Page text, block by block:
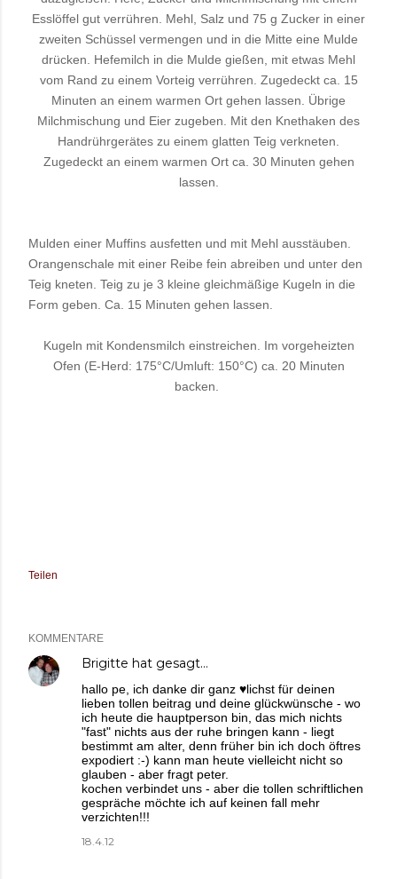
Esslöffel gut verrühren. Mehl, Salz und 75 g Zucker in einer
zweiten Schüssel vermengen und in die Mitte eine Mulde
drücken. Hefemilch in die Mulde gießen, mit etwas Mehl
vom Rand zu einem Vorteig verrühren. Zugedeckt ca. 15
Minuten an einem warmen Ort gehen lassen. Übrige
Milchmischung und Eier zugeben. Mit den Knethaken des
Handrührgerätes zu einem glatten Teig verkneten.
Zugedeckt an einem warmen Ort ca. 30 Minuten gehen
lassen.
Mulden einer Muffins ausfetten und mit Mehl ausstäuben.
Orangenschale mit einer Reibe fein abreiben und unter den
Teig kneten. Teig zu je 3 kleine gleichmäßige Kugeln in die
Form geben. Ca. 15 Minuten gehen lassen.
Kugeln mit Kondensmilch einstreichen. Im vorgeheizten
Ofen (E-Herd: 175°C/Umluft: 150°C) ca. 20 Minuten
backen.
Teilen
KOMMENTARE
Brigitte hat gesagt…
hallo pe, ich danke dir ganz ♥lichst für deinen
lieben tollen beitrag und deine glückwünsche - wo
ich heute die hauptperson bin, das mich nichts
"fast" nichts aus der ruhe bringen kann - liegt
bestimmt am alter, denn früher bin ich doch öftres
expodiert :-) kann man heute vielleicht nicht so
glauben - aber fragt peter.
kochen verbindet uns - aber die tollen schriftlichen
gespräche möchte ich auf keinen fall mehr
verzichten!!!
18.4.12